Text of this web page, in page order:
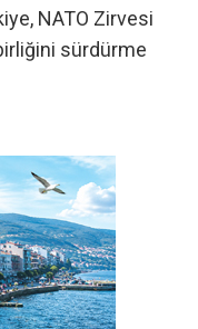
NATO Zirvesi
sürdürme